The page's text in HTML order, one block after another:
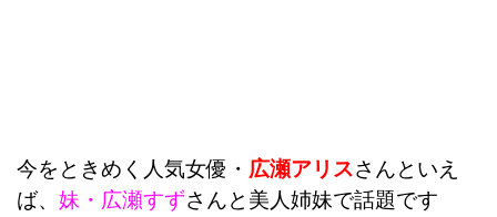
今をときめく人気女優・ 広瀬アリスさんといえ
ば、 妹・広瀬すずさんと美人姉妹で話題です